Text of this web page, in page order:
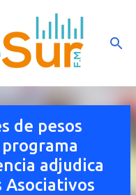
de pesos
adjudica
Asociativos